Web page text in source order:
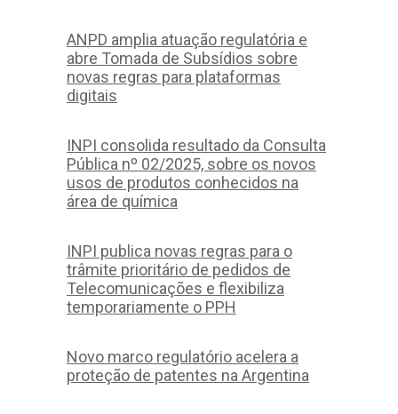
ANPD amplia atuação regulatória e
abre Tomada de Subsídios sobre
novas regras para plataformas
digitais
INPI consolida resultado da Consulta
Pública nº 02/2025, sobre os novos
usos de produtos conhecidos na
área de química
INPI publica novas regras para o
trâmite prioritário de pedidos de
Telecomunicações e flexibiliza
temporariamente o PPH
Novo marco regulatório acelera a
proteção de patentes na Argentina